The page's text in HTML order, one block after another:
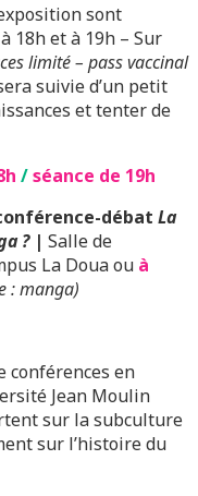
sont
18h et à 19h – Sur
limité – pass vaccinal
suivie d’un petit
et tenter de
/séance de 19h
débat La
? | Salle de
La Doua ou à
: manga)
conférences en
Jean Moulin
sur la subculture
sur l’histoire du